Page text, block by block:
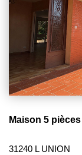
Maison 5
31240 L UNION